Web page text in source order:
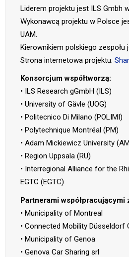
Liderem projektu jest ILS Gmbh
Wykonawcą projektu w Polsce
UAM.
Kierownikiem polskiego zespołu
Strona internetowa projektu:
Konsorcjum współtworzą:
• ILS Research gGmbH (ILS)
• University of Gävle (UOG)
• Politecnico Di Milano (POLIMI)
• Polytechnique Montréal (PM)
• Adam Mickiewicz University
• Region Uppsala (RU)
• Interregional Alliance for the
EGTC (EGTC)
Partnerami współpracującymi
• Municipality of Montreal
• Connected Mobility Düsseldorf
• Municipality of Genoa
• Genova Car Sharing srl